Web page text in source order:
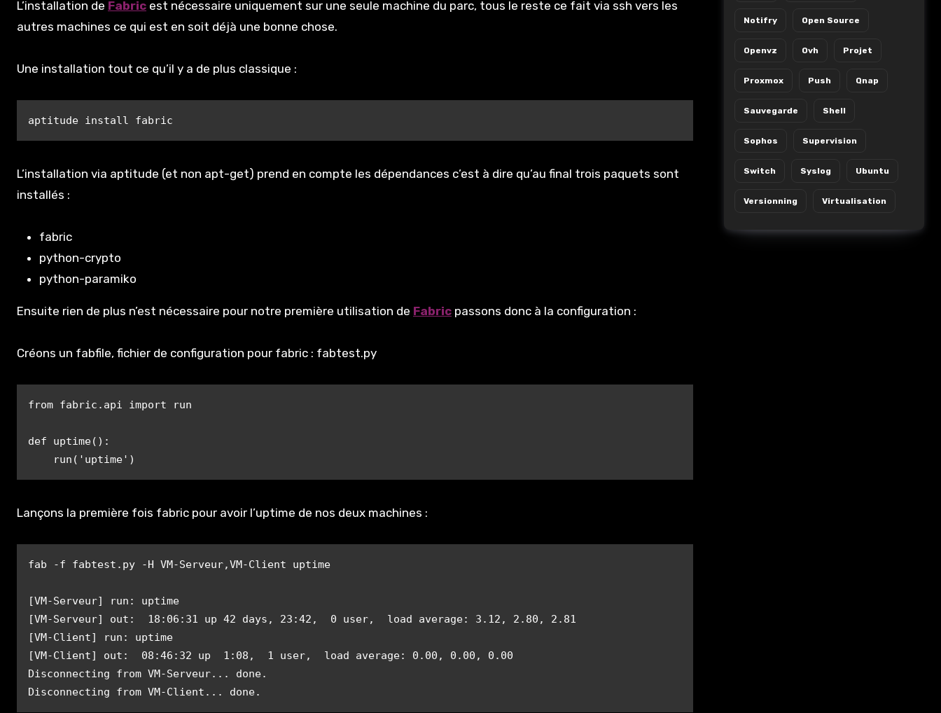
L’installation de Fabric est nécessaire uniquement sur une seule machine du parc, tous le reste ce fait via ssh vers les
autres machines ce qui est en soit déjà une bonne chose.
Une installation tout ce qu’il y a de plus classique :
aptitude install fabric
L’installation via aptitude (et non apt-get) prend en compte les dépendances c’est à dire qu’au final trois paquets sont
installés :
fabric
python-crypto
python-paramiko
Ensuite rien de plus n’est nécessaire pour notre première utilisation de Fabric passons donc à la configuration :
Créons un fabfile, fichier de configuration pour fabric : fabtest.py
from fabric.api import run
def uptime():
    run('uptime')
Lançons la première fois fabric pour avoir l’uptime de nos deux machines :
fab -f fabtest.py -H VM-Serveur,VM-Client uptime
[VM-Serveur] run: uptime
[VM-Serveur] out:  18:06:31 up 42 days, 23:42,  0 user,  load average: 3.12, 2.80, 2.81
[VM-Client] run: uptime
[VM-Client] out:  08:46:32 up  1:08,  1 user,  load average: 0.00, 0.00, 0.00
Disconnecting from VM-Serveur... done.
Disconnecting from VM-Client... done.
Notifry Open Source
Openvz Ovh Projet
Proxmox Push Qnap
Sauvegarde Shell
Sophos Supervision
Switch Syslog Ubuntu
Versionning Virtualisation